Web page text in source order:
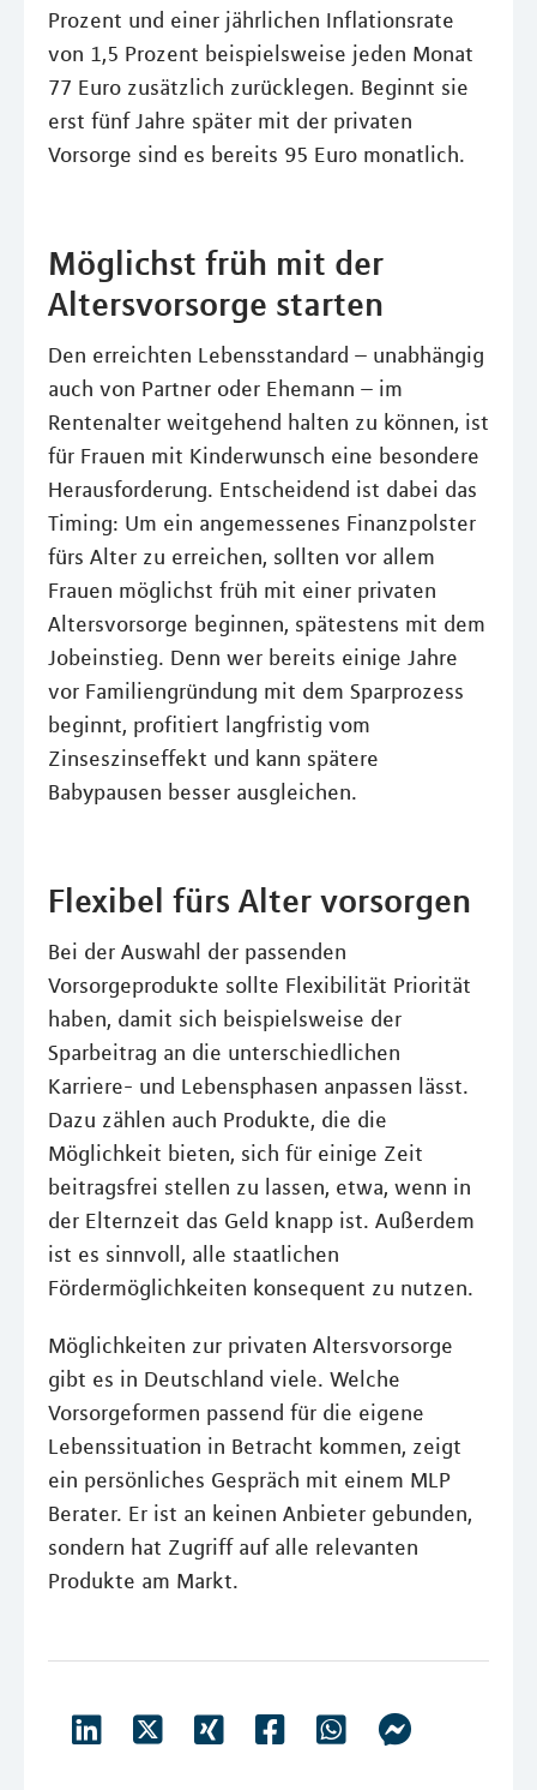
Prozent und einer jährlichen Inflationsrate
von 1,5 Prozent beispielsweise jeden Monat
77 Euro zusätzlich zurücklegen. Beginnt sie
erst fünf Jahre später mit der privaten
Vorsorge sind es bereits 95 Euro monatlich.
Möglichst früh mit der
Altersvorsorge starten
Den erreichten Lebensstandard – unabhängig
auch von Partner oder Ehemann – im
Rentenalter weitgehend halten zu können, ist
für Frauen mit Kinderwunsch eine besondere
Herausforderung. Entscheidend ist dabei das
Timing: Um ein angemessenes Finanzpolster
fürs Alter zu erreichen, sollten vor allem
Frauen möglichst früh mit einer privaten
Altersvorsorge beginnen, spätestens mit dem
Jobeinstieg. Denn wer bereits einige Jahre
vor Familiengründung mit dem Sparprozess
beginnt, profitiert langfristig vom
Zinseszinseffekt und kann spätere
Babypausen besser ausgleichen.
Flexibel fürs Alter vorsorgen
Bei der Auswahl der passenden
Vorsorgeprodukte sollte Flexibilität Priorität
haben, damit sich beispielsweise der
Sparbeitrag an die unterschiedlichen
Karriere- und Lebensphasen anpassen lässt.
Dazu zählen auch Produkte, die die
Möglichkeit bieten, sich für einige Zeit
beitragsfrei stellen zu lassen, etwa, wenn in
der Elternzeit das Geld knapp ist. Außerdem
ist es sinnvoll, alle staatlichen
Fördermöglichkeiten konsequent zu nutzen.
Möglichkeiten zur privaten Altersvorsorge
gibt es in Deutschland viele. Welche
Vorsorgeformen passend für die eigene
Lebenssituation in Betracht kommen, zeigt
ein persönliches Gespräch mit einem MLP
Berater. Er ist an keinen Anbieter gebunden,
sondern hat Zugriff auf alle relevanten
Produkte am Markt.